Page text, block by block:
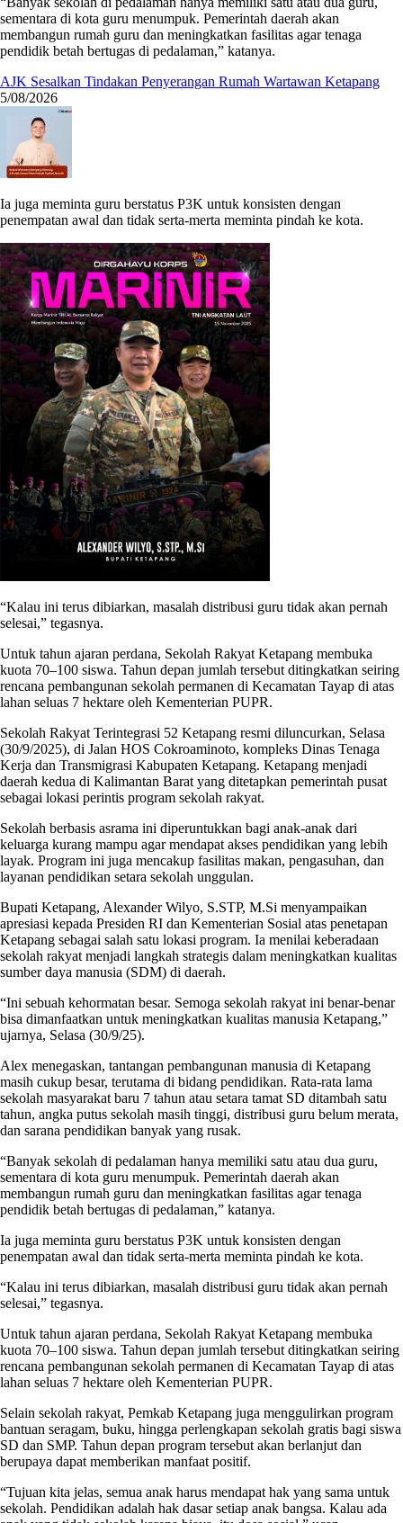
sementara di kota guru menumpuk. Pemerintah daerah akan
membangun rumah guru dan meningkatkan fasilitas agar tenaga
pendidik betah bertugas di pedalaman,” katanya.
AJK Sesalkan Tindakan Penyerangan Rumah Wartawan Ketapang
5/08/2026
Ia juga meminta guru berstatus P3K untuk konsisten dengan
penempatan awal dan tidak serta-merta meminta pindah ke kota.
“Kalau ini terus dibiarkan, masalah distribusi guru tidak akan pernah
selesai,” tegasnya.
Untuk tahun ajaran perdana, Sekolah Rakyat Ketapang membuka
kuota 70–100 siswa. Tahun depan jumlah tersebut ditingkatkan seiring
rencana pembangunan sekolah permanen di Kecamatan Tayap di atas
lahan seluas 7 hektare oleh Kementerian PUPR.
Sekolah Rakyat Terintegrasi 52 Ketapang resmi diluncurkan, Selasa
(30/9/2025), di Jalan HOS Cokroaminoto, kompleks Dinas Tenaga
Kerja dan Transmigrasi Kabupaten Ketapang. Ketapang menjadi
daerah kedua di Kalimantan Barat yang ditetapkan pemerintah pusat
sebagai lokasi perintis program sekolah rakyat.
Sekolah berbasis asrama ini diperuntukkan bagi anak-anak dari
keluarga kurang mampu agar mendapat akses pendidikan yang lebih
layak. Program ini juga mencakup fasilitas makan, pengasuhan, dan
layanan pendidikan setara sekolah unggulan.
Bupati Ketapang, Alexander Wilyo, S.STP, M.Si menyampaikan
apresiasi kepada Presiden RI dan Kementerian Sosial atas penetapan
Ketapang sebagai salah satu lokasi program. Ia menilai keberadaan
sekolah rakyat menjadi langkah strategis dalam meningkatkan kualitas
sumber daya manusia (SDM) di daerah.
“Ini sebuah kehormatan besar. Semoga sekolah rakyat ini benar-benar
bisa dimanfaatkan untuk meningkatkan kualitas manusia Ketapang,”
ujarnya, Selasa (30/9/25).
Alex menegaskan, tantangan pembangunan manusia di Ketapang
masih cukup besar, terutama di bidang pendidikan. Rata-rata lama
sekolah masyarakat baru 7 tahun atau setara tamat SD ditambah satu
tahun, angka putus sekolah masih tinggi, distribusi guru belum merata,
dan sarana pendidikan banyak yang rusak.
“Banyak sekolah di pedalaman hanya memiliki satu atau dua guru,
sementara di kota guru menumpuk. Pemerintah daerah akan
membangun rumah guru dan meningkatkan fasilitas agar tenaga
pendidik betah bertugas di pedalaman,” katanya.
Ia juga meminta guru berstatus P3K untuk konsisten dengan
penempatan awal dan tidak serta-merta meminta pindah ke kota.
“Kalau ini terus dibiarkan, masalah distribusi guru tidak akan pernah
selesai,” tegasnya.
Untuk tahun ajaran perdana, Sekolah Rakyat Ketapang membuka
kuota 70–100 siswa. Tahun depan jumlah tersebut ditingkatkan seiring
rencana pembangunan sekolah permanen di Kecamatan Tayap di atas
lahan seluas 7 hektare oleh Kementerian PUPR.
Selain sekolah rakyat, Pemkab Ketapang juga menggulirkan program
bantuan seragam, buku, hingga perlengkapan sekolah gratis bagi siswa
SD dan SMP. Tahun depan program tersebut akan berlanjut dan
berupaya dapat memberikan manfaat positif.
“Tujuan kita jelas, semua anak harus mendapat hak yang sama untuk
sekolah. Pendidikan adalah hak dasar setiap anak bangsa. Kalau ada